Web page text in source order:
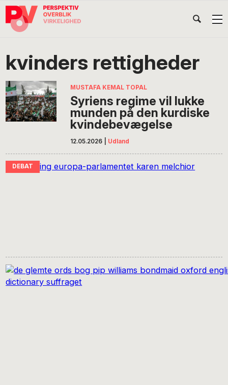
Gå
direkte
navigation
Skip
indhold
Gå
direkte
POV
International
kvinders rettigheder
MUSTAFA KEMAL TOPAL
Syriens regime vil lukke
munden på den kurdiske
kvindebevægelse
12.05.2026 Udland